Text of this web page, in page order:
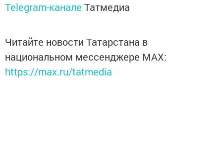
Telegram-канале Татмедиа
Читайте новости Татарстана в
национальном мессенджере MАХ:
https://max.ru/tatmedia